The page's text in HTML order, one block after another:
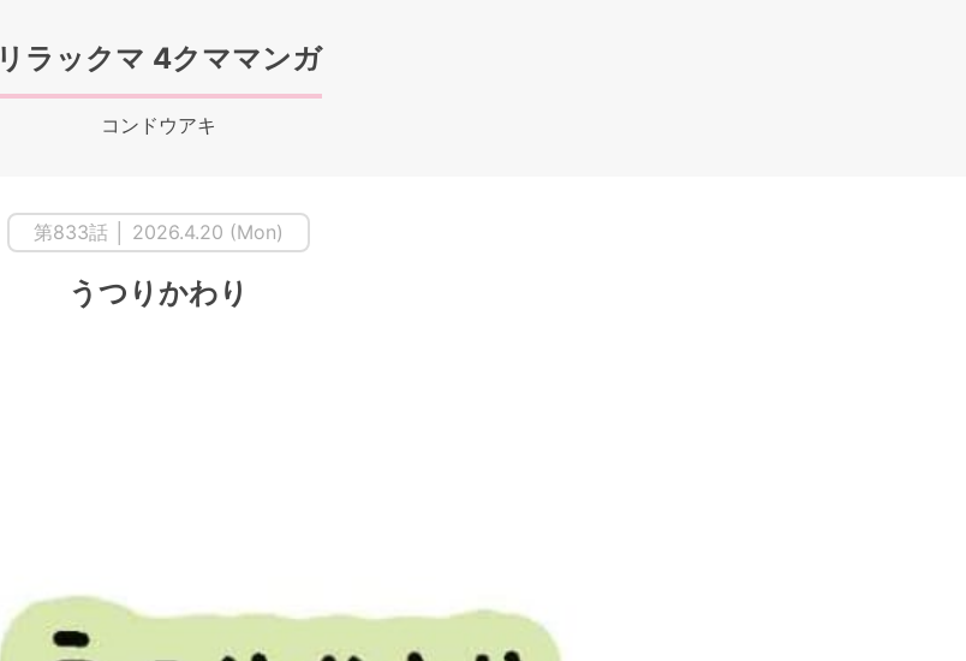
リラックマ 4クママンガ
コンドウアキ
第833話 │ 2026.4.20 (Mon)
うつりかわり